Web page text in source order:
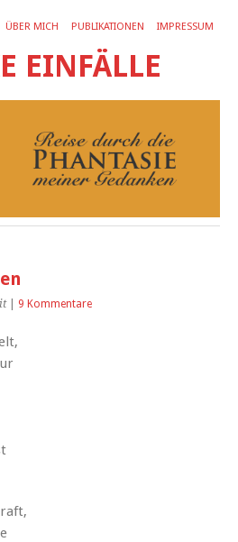
ÜBER MICH PUBLIKATIONEN IMPRESSUM
EINFÄLLE
| 9 Kommentare